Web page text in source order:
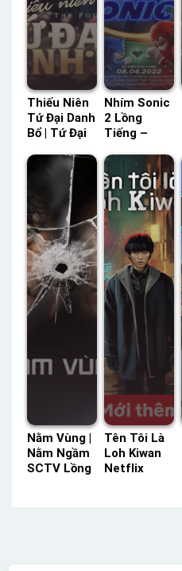
Thiếu Niên
Tứ Đại Danh
Bổ | Tứ Đại
SCTV Lồng
Tiếng –
Status: 44 /
44 Lồng
Tiếng
Nhím Sonic
2 Lồng
Tiếng –
Lồng Tiếng
Nằm Vùng |
Nằm Ngầm
SCTV Lồng
Tên Tôi Là
Loh Kiwan
Netflix